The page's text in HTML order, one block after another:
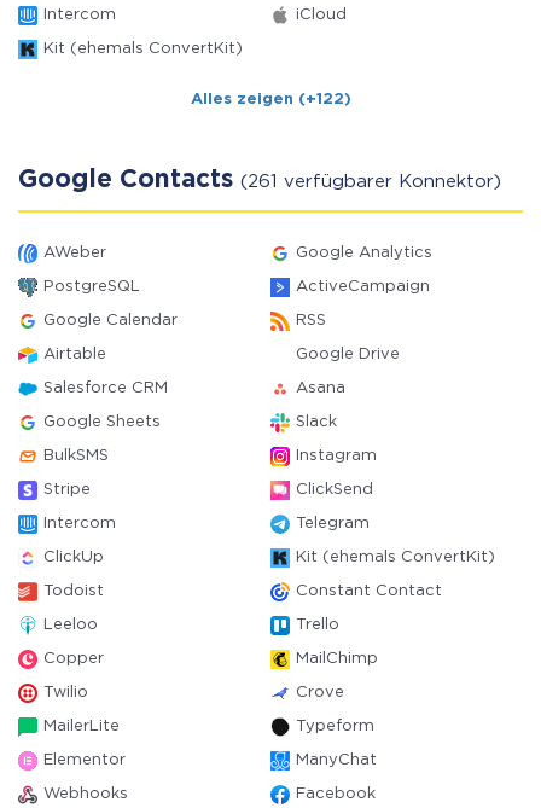
Intercom iCloud
Kit (ehemals ConvertKit)
Alles zeigen (+122)
Google Contacts (261 verfügbarer Konnektor)
AWeber Google Analytics
PostgreSQL ActiveCampaign
Google Calendar RSS
Airtable Google Drive
Salesforce CRM Asana
Google Sheets Slack
BulkSMS Instagram
Stripe ClickSend
Intercom Telegram
ClickUp Kit (ehemals ConvertKit)
Todoist Constant Contact
Leeloo Trello
Copper MailChimp
Twilio Crove
MailerLite Typeform
Elementor ManyChat
Webhooks Facebook